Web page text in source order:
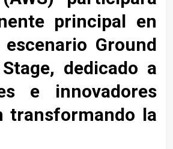
principal en
Ground
dedicado a
e innovadores
transformando la